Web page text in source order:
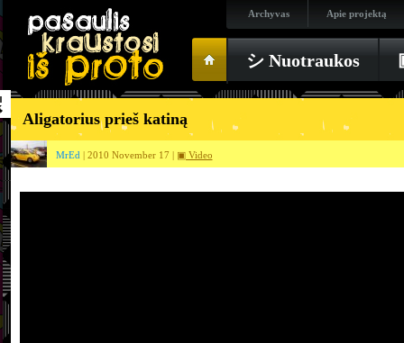
Archyvas Apie projektą
シ Nuotraukos
Aligatorius prieš katiną
MrEd | 2010 November 17 | ▣ Video